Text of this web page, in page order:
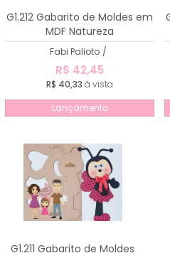
G1.212 Gabarito de Moldes em
MDF Natureza
Fabi Palioto /
R$ 42,45
R$ 40,33 à vista
Lançamento
G1.211 Gabarito de Moldes